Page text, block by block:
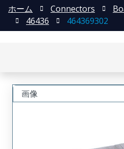
ホーム Connectors
46436
464369302
画像